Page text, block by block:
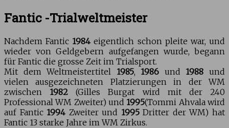
Fantic -Trialweltmeister
Nachdem Fantic 1984 eigentlich schon pleite war, und
wieder von Geldgebern aufgefangen wurde, begann
für Fantic die grosse Zeit im Trialsport.
Mit dem Weltmeistertitel 1985, 1986 und 1988 und
vielen ausgezeichneten Platzierungen in der WM
zwischen 1982 (Gilles Burgat wird mit der 240
Professional WM Zweiter) und 1995(Tommi Ahvala wird
auf Fantic 1994 Zweiter und 1995Dritter der WM) hat
Fantic 13 starke Jahre im WM Zirkus.